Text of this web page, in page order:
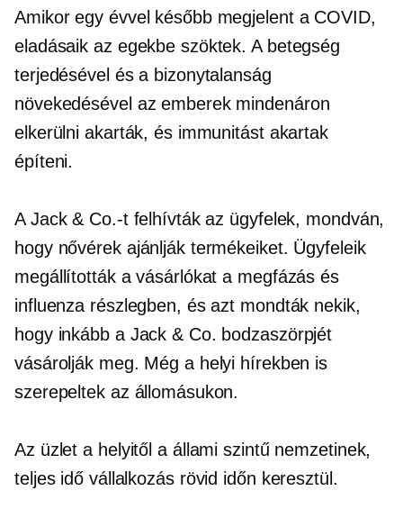
Amikor egy évvel később megjelent a COVID,
eladásaik az egekbe szöktek. A betegség
terjedésével és a bizonytalanság
növekedésével az emberek mindenáron
elkerülni akarták, és immunitást akartak
építeni.
A Jack & Co.-t felhívták az ügyfelek, mondván,
hogy nővérek ajánlják termékeiket. Ügyfeleik
megállították a vásárlókat a megfázás és
influenza részlegben, és azt mondták nekik,
hogy inkább a Jack & Co. bodzaszörpjét
vásárolják meg. Még a helyi hírekben is
szerepeltek az állomásukon.
Az üzlet a helyitől a állami szintűnemzetinek,
teljes idő vállalkozás rövid időn keresztül.